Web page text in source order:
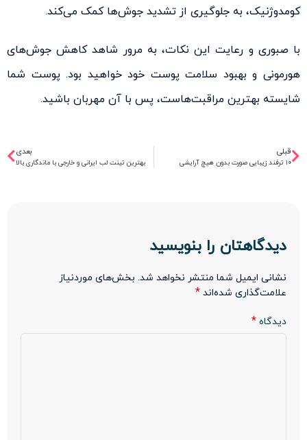
کومدوژنیک، به جلوگیری از تشدید جوش‌ها کمک می‌کند.
با صبوری و رعایت این نکات، به مرور شاهد کاهش جوش‌های
هورمونی و بهبود سلامت پوست خود خواهید بود. پوست شما
شایسته بهترین مراقبت‌هاست، پس با آن مهربان باشید.
قبلی
۱۰ ترفند زیبایی صورت بدون هیچ آرایشی
بعدی
بهترین تینت لب ایرانی و خارجی با ماندگاری بالا
دیدگاهتان را بنویسید
نشانی ایمیل شما منتشر نخواهد شد. بخش‌های موردنیاز
علامت‌گذاری شده‌اند *
دیدگاه *